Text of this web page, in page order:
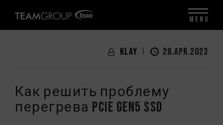
Klay 28.APR.2023
Как решить проблему
перегрева PCIe Gen5 SSD
MENU